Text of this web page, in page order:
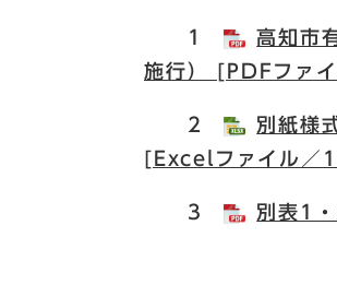
1
高知市
施行） [PDFファ
2
別紙様
[Excelファイル／
3 別表1